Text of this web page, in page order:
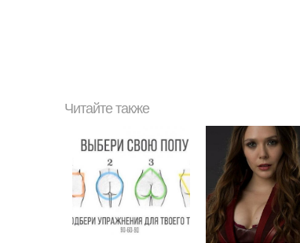
Читайте также